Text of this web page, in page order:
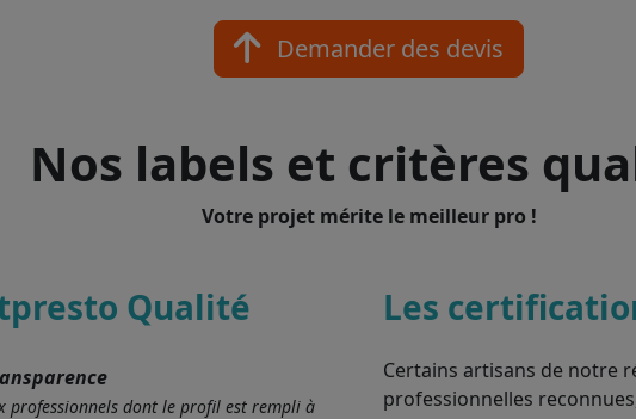
Demander des devis
Nos labels et critères
Votre projet mérite le meilleur pro !
Qualité
professionnels dont le profil est rempli à
Les
Certains artisans de notre
professionnelles